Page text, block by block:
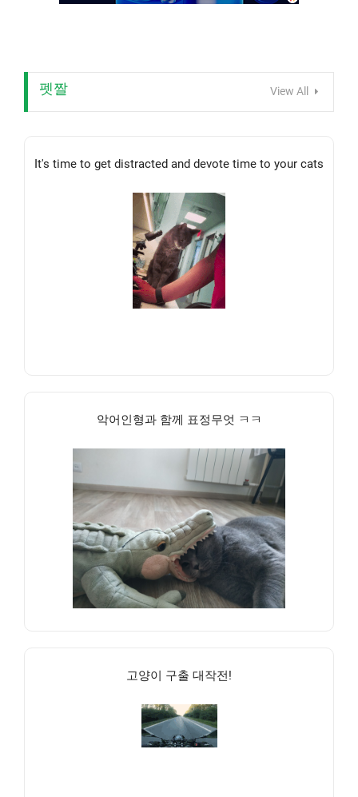
펫짤 View All
It's time to get distracted and devote time to your cats
악어인형과 함께 표정무엇 ㅋㅋ
고양이 구출 대작전!